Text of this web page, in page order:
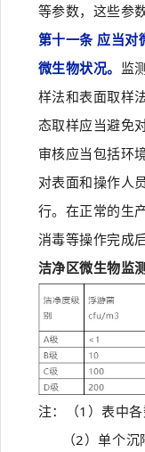
等参数，这些参
第十一条 应当对
微生物状况。 监
样法和表面取样
态取样应当避免
审核应当包括环
对表面和操作人
行。在正常的生
消毒等操作完成
洁净区微生物监
注：（1）表中各
（2）单个沉